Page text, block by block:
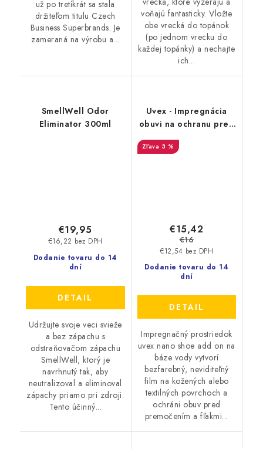
už po tretíkrát sa stala
držiteľom titulu Czech
Business Superbrands. Je
zameraná na výrobu a...
voňajú fantasticky. Vložte
obe vrecká do topánok
(po jednom vrecku do
každej topánky) a nechajte
ich...
SmellWell Odor
Eliminator 300ml
Dodanie tovaru do 14
dní
€16,22 bez DPH
€19,95
DETAIL
Udržujte svoje veci svieže
a bez zápachu s
odstraňovačom zápachu
SmellWell, ktorý je
navrhnutý tak, aby
neutralizoval a eliminoval
zápachy priamo pri zdroji.
Tento účinný...
Uvex - Impregnácia
obuvi na ochranu pred
premočením a
škvrnami 100 ml
3 %
Dodanie tovaru do 14
dní
€12,54 bez DPH
€15,42
€16
DETAIL
Impregnačný prostriedok
uvex nano shoe add on na
báze vody vytvorí
bezfarebný, neviditeľný
film na kožených alebo
textilných povrchoch a
ochráni obuv pred
premočením a fľakmi...